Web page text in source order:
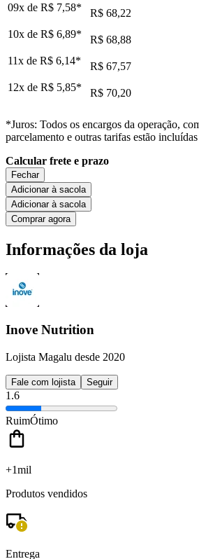
09x de R$ 7,58*
R$ 68,22
10x de R$ 6,89*
R$ 68,88
11x de R$ 6,14*
R$ 67,57
12x de R$ 5,85* R$ 70,20
*Juros: Todos os encargos da operação,
parcelamento e outras tarifas estão
Calcular frete e prazo
Fechar
Adicionar à sacola
Adicionar à sacola
Comprar agora
Informações da loja
Inove Nutrition
Lojista Magalu desde 2020
Fale com lojista Seguir
1.6
RuimÓtimo
+1mil
Produtos vendidos
Entrega